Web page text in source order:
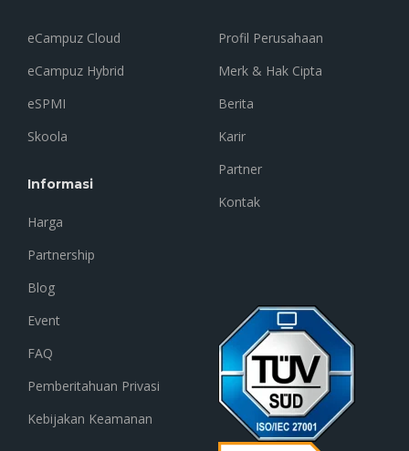
eCampuz Cloud
eCampuz Hybrid
eSPMI
Skoola
Informasi
Harga
Partnership
Blog
Event
FAQ
Pemberitahuan Privasi
Kebijakan Keamanan
Profil Perusahaan
Merk & Hak Cipta
Berita
Karir
Partner
Kontak